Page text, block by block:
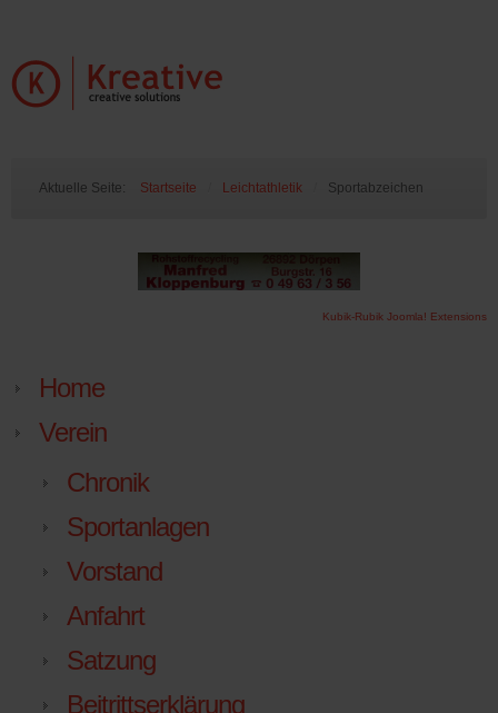
Aktuelle Seite: Startseite Leichtathletik Sportabzeichen
Kubik-Rubik Joomla! Extensions
Home
Verein
Chronik
Sportanlagen
Vorstand
Anfahrt
Satzung
Beitrittserklärung